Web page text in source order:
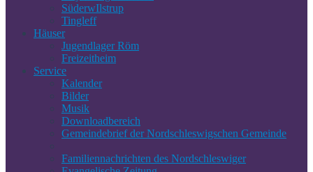
SüderwIlstrup
Tingleff
Häuser
Jugendlager Röm
Freizeitheim
Service
Kalender
Bilder
Musik
Downloadbereich
Gemeindebrief der Nordschleswigschen Gemeinde
Familiennachrichten des Nordschleswiger